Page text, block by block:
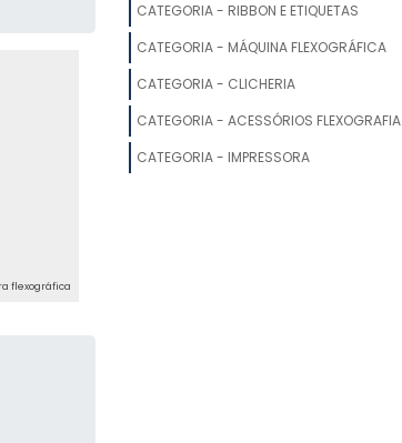
flexográfica
MÁQUINAS IMPRESSORAS
IMPRESSORA FLEXOGRÁFICA PAPELÃO
CATEGORIA - RIBBON E ETIQUETAS
CATEGORIA - MÁQUINA FLEXOGRÁFICA
CATEGORIA - CLICHERIA
CATEGORIA - ACESSÓRIOS FLEXOGRAFIA
CATEGORIA - IMPRESSORA